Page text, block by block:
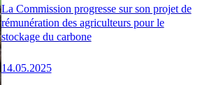
La Commission progresse sur son projet de
rémunération des agriculteurs pour le
stockage du carbone
14.05.2025